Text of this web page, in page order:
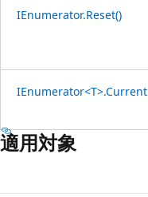
IEnumerator.Reset()
IEnumerator<T>.Current
適用対象